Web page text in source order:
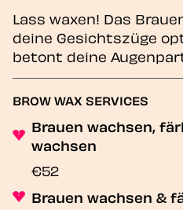
Lass waxen! Das
deine Gesichtszüge
betont deine
BROW WAX SERVICES
Brauen wachsen,
wachsen
€52
Brauen wachsen &